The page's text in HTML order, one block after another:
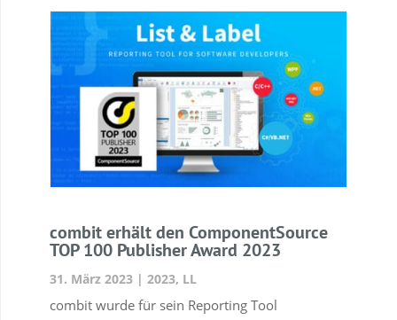
combit erhält den ComponentSource
TOP 100 Publisher Award 2023
31. März 2023 | 2023, LL
combit wurde für sein Reporting Tool